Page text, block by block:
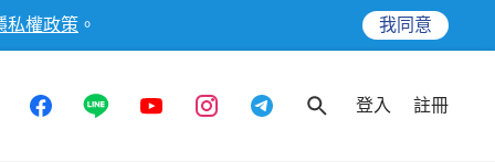
私權政策 。 我同意
登入 註冊